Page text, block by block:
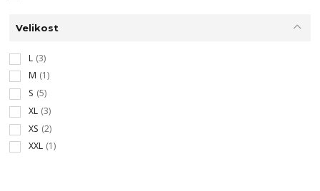
Velikost
L (3)
M (1)
S (5)
XL (3)
XS (2)
XXL (1)